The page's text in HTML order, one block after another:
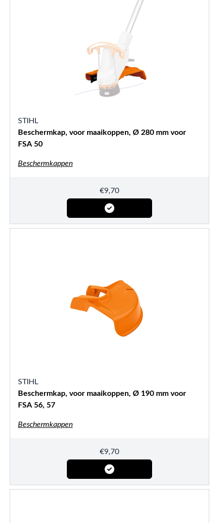
STIHL
Beschermkap, voor maaikoppen, Ø 280 mm voor
FSA 50
Beschermkappen
€9,70
STIHL
Beschermkap, voor maaikoppen, Ø 190 mm voor
FSA 56, 57
Beschermkappen
€9,70